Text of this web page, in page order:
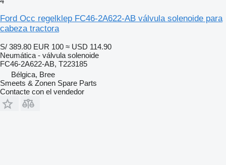
Ford Occ regelklep FC46-2A622-AB válvula solenoide para
cabeza tractora
S/ 389.80 EUR 100 ≈ USD 114.90
Neumática - válvula solenoide
FC46-2A622-AB, T223185
Bélgica, Bree
Smeets & Zonen Spare Parts
Contacte con el vendedor